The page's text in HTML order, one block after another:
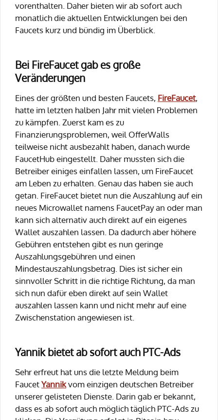
vorenthalten. Daher bieten wir ab sofort auch
monatlich die aktuellen Entwicklungen bei den
Faucets kurz und bündig im Überblick.
Bei FireFaucet gab es große
Veränderungen
Eines der größten und besten Faucets, FireFaucet,
hatte im letzten halben Jahr mit vielen Problemen
zu kämpfen. Zuerst kam es zu
Finanzierungsproblemen, weil OfferWalls
teilweise nicht ausbezahlt haben, danach wurde
FaucetHub eingestellt. Daher mussten sich die
Betreiber einiges einfallen lassen, um FireFaucet
am Leben zu erhalten. Genau das haben sie auch
getan. FireFaucet bietet nun die Auszahlung auf ein
neues Microwallet namens FaucetPay an oder man
kann sich alternativ auch direkt auf ein eigenes
Wallet auszahlen lassen. Da dadurch aber höhere
Gebühren entstehen gibt es nun geringe
Auszahlungsgebühren und einen
Mindestauszahlungsbetrag. Dies ist sicher ein
sinnvoller Schritt in die richtige Richtung, da man
sich nun dafür eben direkt auf sein Wallet
auszahlen lassen kann und nicht mehr auf eine
Zwischenstation angewiesen ist.
Yannik bietet ab sofort auch PTC-Ads
Sehr erfreut hat uns die letzte Meldung beim
FaucetYannikvom einzigen deutschen Betreiber
unserer gelisteten Dienste. Darin gab er bekannt,
dass es ab sofort auch möglich täglich PTC-Ads zu